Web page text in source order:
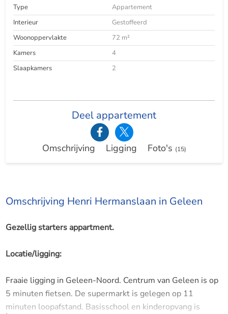
Type
Appartement
Interieur
Gestoffeerd
Woonoppervlakte
72 m²
Kamers
4
Slaapkamers
2
Deel appartement
Omschrijving Ligging Foto's (15)
Omschrijving Henri Hermanslaan in Geleen
Gezellig starters appartment.
Locatie/ligging:
Fraaie ligging in Geleen-Noord. Centrum van Geleen is op
5 minuten fietsen. De supermarkt is gelegen op 11
minuten loopafstand. Basisschool en kinderopvang is